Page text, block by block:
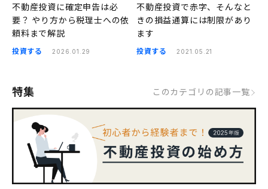
不動産投資に確定申告は必
要？ やり方から税理士への依
頼料まで解説
投資する 2026.01.29
不動産投資で赤字、そんなと
きの損益通算には制限があり
ます
投資する 2021.05.21
特集 このカテゴリの記事一覧